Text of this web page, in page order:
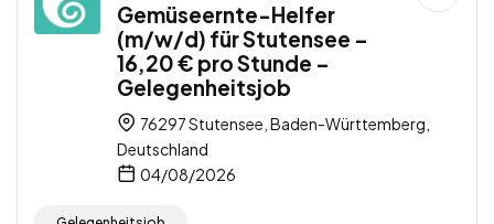
Gemüseernte-Helfer
(m/w/d) für Stutensee –
16,20 € pro Stunde –
Gelegenheitsjob
76297 Stutensee, Baden-Württemberg,
Deutschland
04/08/2026